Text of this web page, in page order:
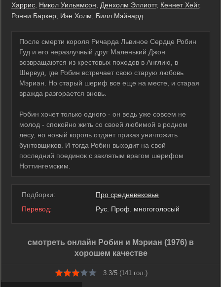
Харрис Никол Уильямсон Денхолм Эллиотт, Кеннет Хейг,
Ронни Баркер Иэн Холм Билл Мэйнард
После смерти короля Ричарда Львиное Сердце Робин
Гуд и его неразлучный друг Маленький Джон
возвращаются из крестовых походов в Англию, в
Шервуд, где Робин встречает свою старую любовь
Мэриан. Но старый шериф все еще на месте, и старая
вражда разгорается вновь.
Робин хочет только одного - он ведь уже совсем не
молод - спокойно жить со своей любимой в родном
лесу, но новый король отдает приказ уничтожить
бунтовщиков. И тогда Робин выходит на свой
последний поединок с заклятым врагом шерифом
Ноттингемским.
Подборки:
Про средневековье
Перевод:
Рус. Проф. многоголосый
смотреть онлайн Робин и Мэриан (1976) в
хорошем качестве
3.3/5 (141гол.)